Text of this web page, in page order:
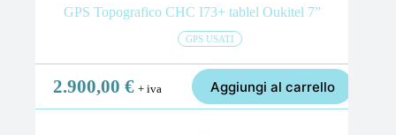
GPS Topografico CHC I73+ tablel Oukitel 7”
GPS USATI
2.900,00 € + iva Aggiungi al carrello